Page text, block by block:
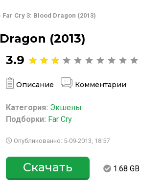
Far Cry 3: Blood Dragon (2013)
(2013)
3.9
Описание Комментарии
Категория: Экшены
Подборки: Far Cry
Опубликованно: 5-09-2013, 18:57
Скачать 1.68 GB